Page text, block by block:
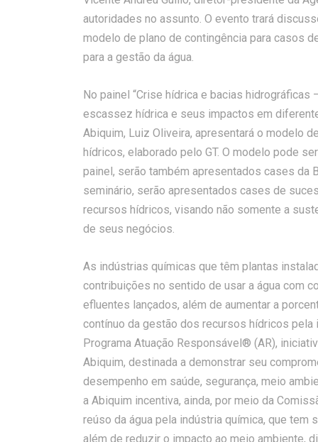
autoridades no assunto. O evento trará
modelo de plano de contingência para casos
para a gestão da água.
No painel “Crise hídrica e bacias hidrográficas
escassez hídrica e seus impactos em
Abiquim, Luiz Oliveira, apresentará o modelo
hídricos, elaborado pelo GT. O modelo pode
painel, serão também apresentados cases da
seminário, serão apresentados cases de
recursos hídricos, visando não somente a
de seus negócios.
As indústrias químicas que têm plantas
contribuições no sentido de usar a água com
efluentes lançados, além de aumentar a
contínuo da gestão dos recursos hídricos
Programa Atuação Responsável® (AR),
Abiquim, destinada a demonstrar seu
desempenho em saúde, segurança, meio
a Abiquim incentiva, ainda, por meio da
reúso da água pela indústria química, que tem
além de reduzir o impacto ao meio ambiente,